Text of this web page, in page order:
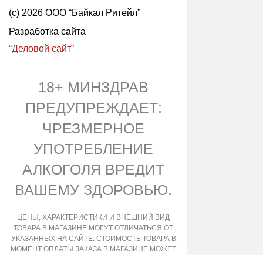
(с) 2026 ООО “Байкал Ритейл”
Разработка сайта
“Деловой сайт”
18+ МИНЗДРАВ
ПРЕДУПРЕЖДАЕТ:
ЧРЕЗМЕРНОЕ
УПОТРЕБЛЕНИЕ
АЛКОГОЛЯ ВРЕДИТ
ВАШЕМУ ЗДОРОВЬЮ.
ЦЕНЫ, ХАРАКТЕРИСТИКИ И ВНЕШНИЙ ВИД
ТОВАРА В МАГАЗИНЕ МОГУТ ОТЛИЧАТЬСЯ ОТ
УКАЗАННЫХ НА САЙТЕ. СТОИМОСТЬ ТОВАРА В
МОМЕНТ ОПЛАТЫ ЗАКАЗА В МАГАЗИНЕ МОЖЕТ